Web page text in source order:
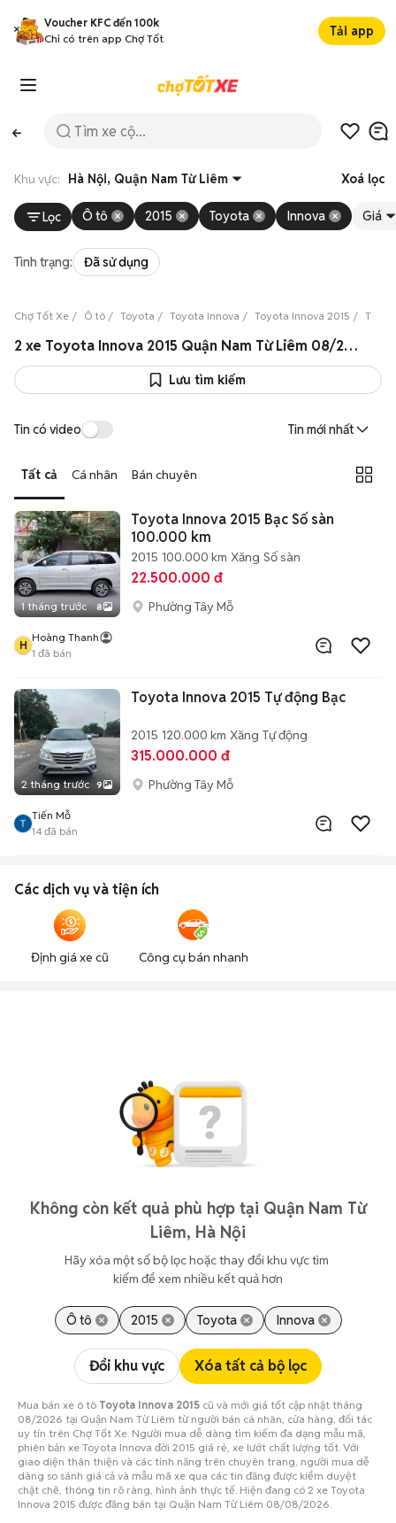
Voucher KFC đến 100k
Chỉ có trên app Chợ Tốt
Tải app
Khu vực: Hà Nội, Quận Nam Từ Liêm Xoá lọc
Lọc Ô tô 2015 Toyota Innova Giá
Tình trạng: Đã sử dụng
Chợ Tốt Xe Ô tô Toyota Toyota Innova Toyota Innova 2015
2 xe Toyota Innova 2015 Quận Nam Từ Liêm 08/2026
Lưu tìm kiếm
Tin có video Tin mới nhất
Tất cả Cá nhân Bán chuyên
1 tháng trước 8
Toyota Innova 2015 Bạc Số sàn
100.000 km
2015 100.000 km Xăng Số sàn
22.500.000 đ
Phường Tây Mỗ
H
Hoàng Thanh
1 đã bán
2 tháng trước 9
Toyota Innova 2015 Tự động Bạc
2015 120.000 km Xăng Tự động
315.000.000 đ
Phường Tây Mỗ
Tiến Mỗ
14 đã bán
Các dịch vụ và tiện ích
Định giá xe cũ Công cụ bán nhanh
Không còn kết quả phù hợp tại Quận Nam Từ
Liêm, Hà Nội
Hãy xóa một số bộ lọc hoặc thay đổi khu vực tìm
kiếm để xem nhiều kết quả hơn
Ô tô 2015 Toyota Innova
Đổi khu vực Xóa tất cả bộ lọc
Mua bán xe ô tô Toyota Innova 2015 cũ và mới giá tốt cập nhật tháng
08/2026 tại Quận Nam Từ Liêm từ người bán cá nhân, cửa hàng, đối tác
uy tín trên Chợ Tốt Xe. Người mua dễ dàng tìm kiếm đa dạng mẫu mã,
phiên bản xe Toyota Innova đời 2015 giá rẻ, xe lướt chất lượng tốt. Với
giao diện thân thiện và các tính năng trên chuyên trang, người mua dễ
dàng so sánh giá cả và mẫu mã xe qua các tin đăng được kiểm duyệt
chặt chẽ, thông tin rõ ràng, hình ảnh thực tế. Hiện đang có 2 xe Toyota
Innova 2015 được đăng bán tại Quận Nam Từ Liêm 08/08/2026.